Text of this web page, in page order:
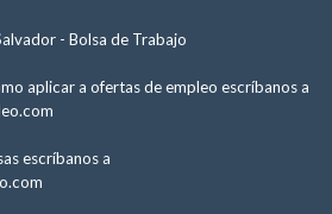
- Bolsa de Trabajo
aplicar a ofertas de empleo escríbanos a
escríbanos a